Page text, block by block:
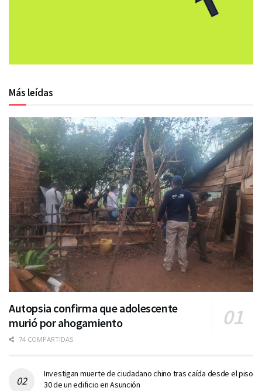
Más leídas
Autopsia confirma que adolescente
murió por ahogamiento
74 COMPARTIDAS
Investigan muerte de ciudadano chino tras caída desde el piso
30 de un edificio en Asunción